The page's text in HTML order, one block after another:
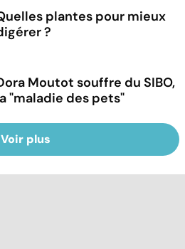
plantes pour mieux
?
Moutot souffre du SIBO,
"maladie des pets"
Voir plus